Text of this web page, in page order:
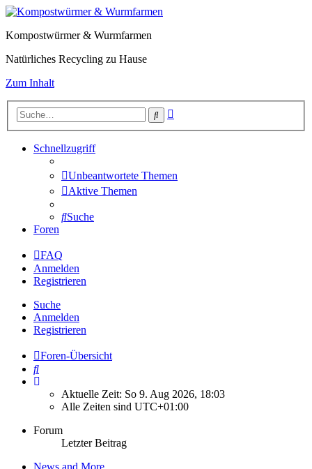
Kompostwürmer & Wurmfarmen
Natürliches Recycling zu Hause
Zum Inhalt
Suche
Schnellzugriff
Unbeantwortete Themen
Aktive Themen
Suche
Foren
FAQ
Anmelden
Registrieren
Suche
Anmelden
Registrieren
Foren-Übersicht
Suche
Aktuelle Zeit: So 9. Aug 2026, 18:03
Alle Zeiten sind UTC+01:00
Forum
Letzter Beitrag
News and More